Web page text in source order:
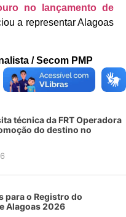
no lançamento de
a representar Alagoas
/ Secom PMP
técnica da FRT Operadora
do destino no
para o Registro do
Alagoas 2026